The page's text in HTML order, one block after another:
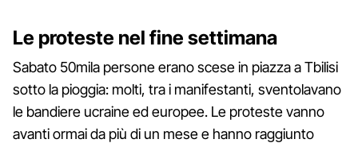
Le proteste nel fine settimana
Sabato 50mila persone erano scese in piazza a Tbilisi
sotto la pioggia: molti, tra i manifestanti, sventolavano
le bandiere ucraine ed europee. Le proteste vanno
avanti ormai da più di un mese e hanno raggiunto